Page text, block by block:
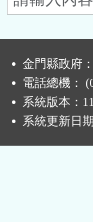
按
鈕
區金門縣政府
電話總機：
系統版本：
系統更新日期